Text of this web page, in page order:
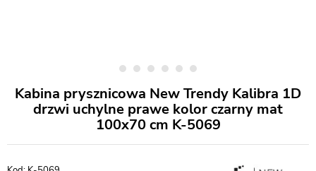
Kabina prysznicowa New Trendy Kalibra 1D
drzwi uchylne prawe kolor czarny mat
100x70 cm K-5069